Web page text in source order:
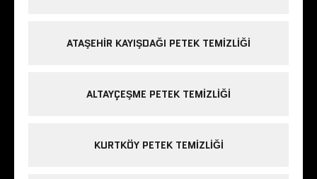
ATAŞEHIR KAYIŞDAĞI PETEK TEMIZLIĞI
ALTAYÇEŞME PETEK TEMIZLIĞI
KURTKÖY PETEK TEMIZLIĞI